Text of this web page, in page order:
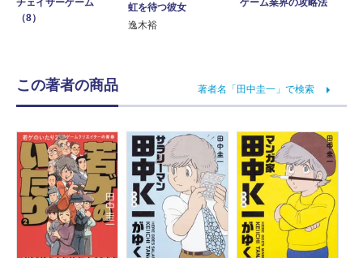
チェイサーゲーム
（8）
虹を待つ彼女
逸木裕
ゲーム業界の攻略法
この著者の商品 著者名「田中圭一」で検索